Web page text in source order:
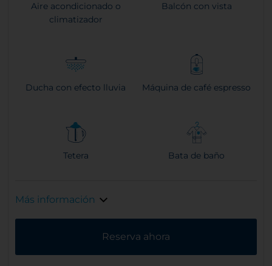
Aire acondicionado o
climatizador
Balcón con vista
Ducha con efecto lluvia Máquina de café espresso
Tetera Bata de baño
Más información
Reserva ahora